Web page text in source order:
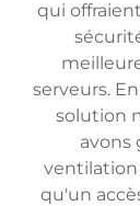
qui
serveurs.
solution
avons
ventilation
qu'un